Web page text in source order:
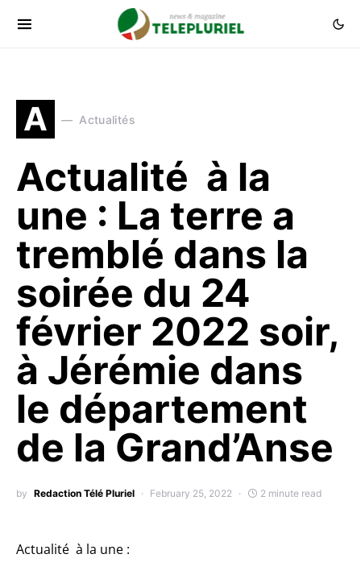
A Actualités
Actualité à la
une : La terre a
tremblé dans la
soirée du 24
février 2022 soir,
à Jérémie dans
le département
de la Grand’Anse
by Redaction Télé Pluriel February 25, 2022 2 minute read
Actualité à la une :